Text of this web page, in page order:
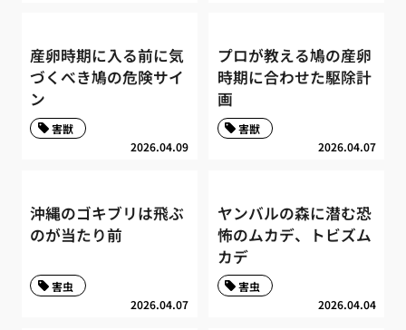
産卵時期に入る前に気
づくべき鳩の危険サイ
ン
2026.04.09
害獣
プロが教える鳩の産卵
時期に合わせた駆除計
画
2026.04.07
害獣
沖縄のゴキブリは飛ぶ
のが当たり前
2026.04.07
害虫
ヤンバルの森に潜む恐
怖のムカデ、トビズム
カデ
2026.04.04
害虫